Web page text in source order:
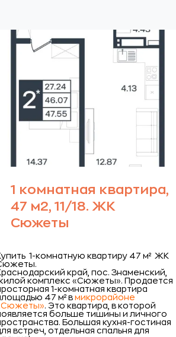
1 комнатная квартира,
47 м2, 11/18. ЖК
Сюжеты
1-комнатную квартиру 47 м² ЖК
край, пос. Знаменский,
комплекс «Сюжеты». Продается
1-комнатная квартира
47 м² в микрорайоне
. Это квартира, в которой
больше тишины и личного
Большая кухня-гостиная
встреч, отдельная спальня для